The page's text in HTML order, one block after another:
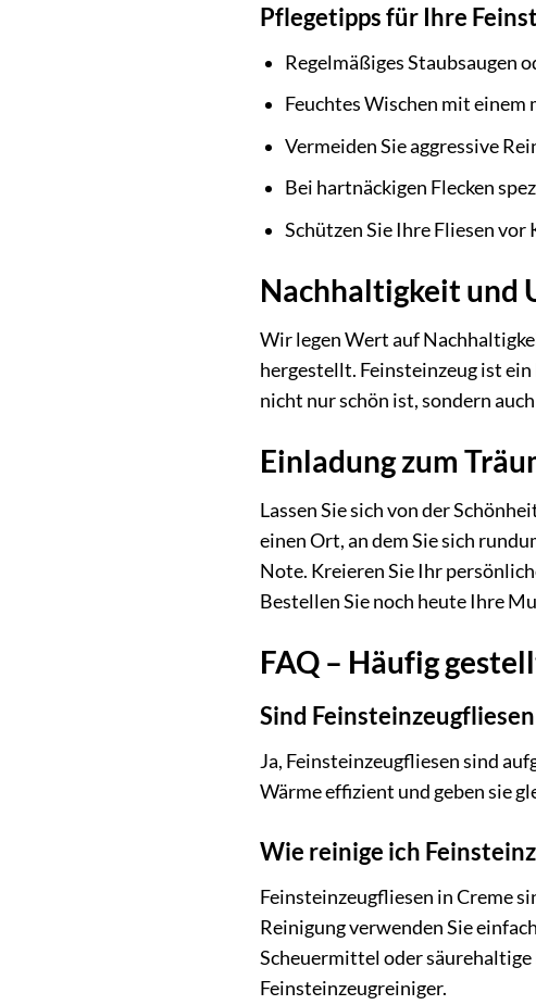
Pflegetipps für Ihre
Regelmäßiges Staubsaugen
Feuchtes Wischen mit
Vermeiden Sie aggressive
Bei hartnäckigen Flecken
Schützen Sie Ihre Fliesen
Nachhaltigkeit und
Wir legen Wert auf
hergestellt. Feinsteinzeug ist
nicht nur schön ist, sondern
Einladung zum
Lassen Sie sich von der
einen Ort, an dem Sie sich
Note. Kreieren Sie Ihr
Bestellen Sie noch heute Ihre
FAQ – Häufig
Sind
Ja, Feinsteinzeugfliesen sind
Wärme effizient und geben sie
Wie reinige ich
Feinsteinzeugfliesen in Creme
Reinigung verwenden Sie
Scheuermittel oder säurehaltige
Feinsteinzeugreiniger.